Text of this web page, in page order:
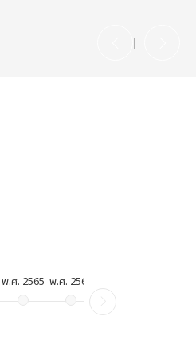
พ.ศ. 2565 พ.ศ. 2566